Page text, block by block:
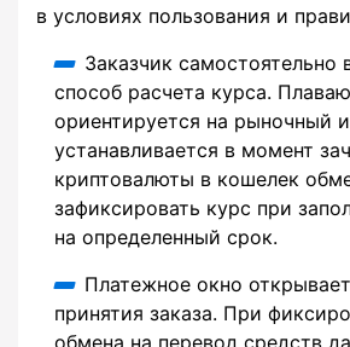
в условиях пользования и
Заказчик самостоятельно
способ расчета курса.
ориентируется на рыночный и
устанавливается в момент
криптовалюты в кошелек
зафиксировать курс при
на определенный срок.
Платежное окно
принятия заказа. При